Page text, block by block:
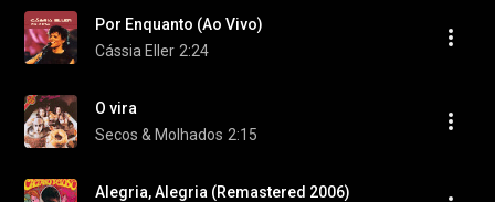
Por Enquanto (Ao Vivo)
Cássia Eller 2:24
O vira
Secos & Molhados 2:15
Alegria, Alegria (Remastered 2006)